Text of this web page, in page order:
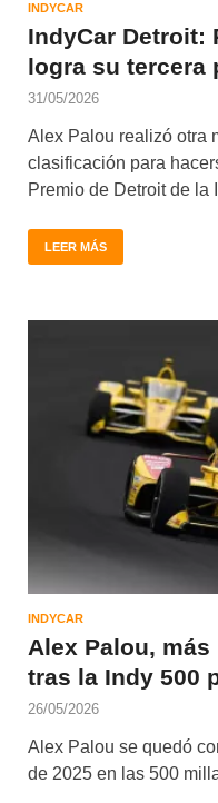
INDYCAR
IndyCar Detroit:
logra su tercera
31/05/2026
Alex Palou realizó otra
clasificación para
Premio de Detroit de la
LEER MÁS
INDYCAR
Alex Palou,
tras la Indy 500
26/05/2026
Alex Palou se quedó
de 2025 en las 500